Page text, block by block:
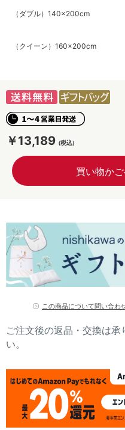
￥13,189
（ダブル）140×200cm
（クイーン）160×200cm
この商品について問い合わ
ご注文後の返品・交換は
い。